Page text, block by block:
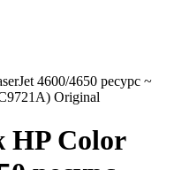
4600/4650 ресурс ~
Original
HP Color